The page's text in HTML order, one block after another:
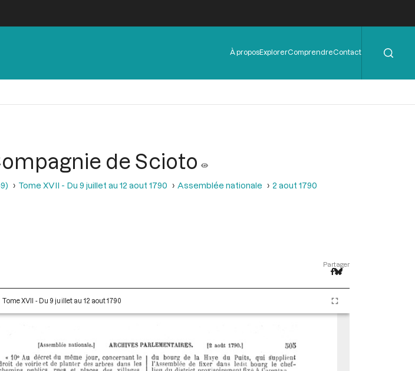
Menu
de
À proposExplorerComprendreContact
de Scioto
Tome XVII - Du 9 juillet au 12 aout 1790 Assemblée nationale
2 aout 1790
Partager
Tome XVII - Du 9 juillet au 12 aout 1790